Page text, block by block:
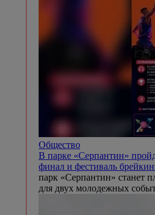
Общество
В парке «Серпантин»
финал и фестиваль
парк «Серпантин» станет
для двух молодежных